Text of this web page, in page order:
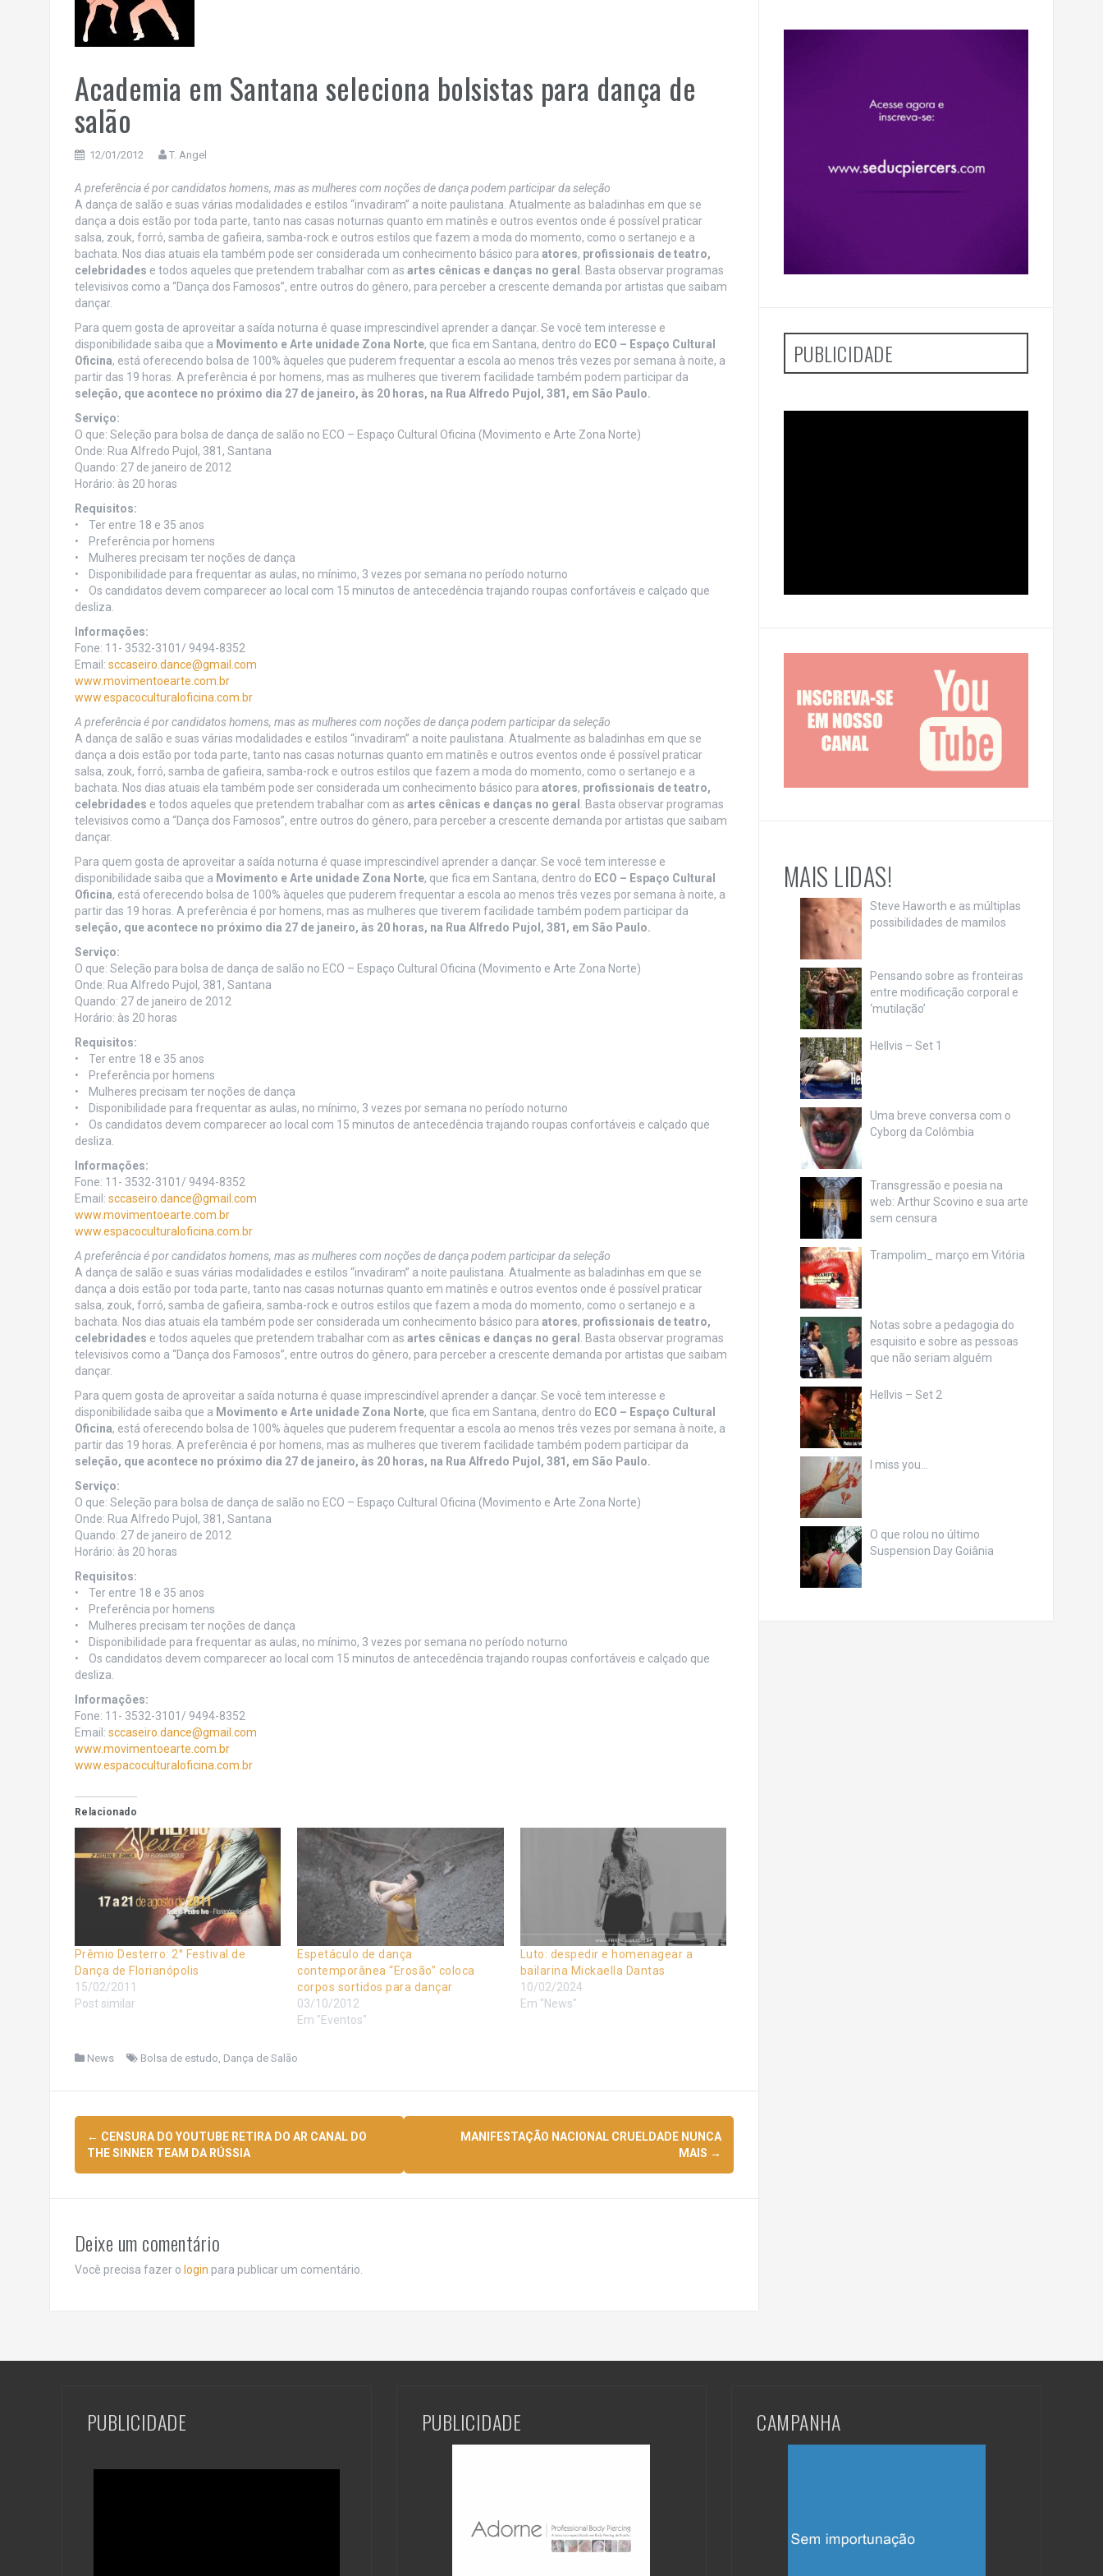
Academia em Santana seleciona bolsistas para dança de
salão
12/01/2012 T. Angel
A preferência é por candidatos homens, mas as mulheres com noções de dança podem participar da seleção
A dança de salão e suas várias modalidades e estilos “invadiram” a noite paulistana. Atualmente as baladinhas em que se
dança a dois estão por toda parte, tanto nas casas noturnas quanto em matinês e outros eventos onde é possível praticar
salsa, zouk, forró, samba de gafieira, samba-rock e outros estilos que fazem a moda do momento, como o sertanejo e a
bachata. Nos dias atuais ela também pode ser considerada um conhecimento básico para atores, profissionais de teatro,
celebridades e todos aqueles que pretendem trabalhar com as artes cênicas e danças no geral
. Basta observar programas
televisivos como a “Dança dos Famosos”, entre outros do gênero, para perceber a crescente demanda por artistas que saibam
dançar.
Para quem gosta de aproveitar a saída noturna é quase imprescindível aprender a dançar. Se você tem interesse e
disponibilidade saiba que a Movimento e Arte unidade Zona Norte, que fica em Santana, dentro do ECO – Espaço Cultural
Oficina, está oferecendo bolsa de 100% àqueles que puderem frequentar a escola ao menos três vezes por semana à noite, a
partir das 19 horas. A preferência é por homens, mas as mulheres que tiverem facilidade também podem participar da
seleção, que acontece no próximo dia 27 de janeiro, às 20 horas, na Rua Alfredo Pujol, 381, em São Paulo.
Serviço:
O que: Seleção para bolsa de dança de salão no ECO – Espaço Cultural Oficina (Movimento e Arte Zona Norte)
Onde: Rua Alfredo Pujol, 381, Santana
Quando: 27 de janeiro de 2012
Horário: às 20 horas
Requisitos:
• Ter entre 18 e 35 anos
• Preferência por homens
• Mulheres precisam ter noções de dança
• Disponibilidade para frequentar as aulas, no mínimo, 3 vezes por semana no período noturno
• Os candidatos devem comparecer ao local com 15 minutos de antecedência trajando roupas confortáveis e calçado que
desliza.
Informações:
Fone: 11- 3532-3101/ 9494-8352
Email: sccaseiro.dance@gmail.com
www.movimentoearte.com.br
www.espacoculturaloficina.com. br
A preferência é por candidatos homens, mas as mulheres com noções de dança podem participar da seleção
A dança de salão e suas várias modalidades e estilos “invadiram” a noite paulistana. Atualmente as baladinhas em que se
dança a dois estão por toda parte, tanto nas casas noturnas quanto em matinês e outros eventos onde é possível praticar
salsa, zouk, forró, samba de gafieira, samba-rock e outros estilos que fazem a moda do momento, como o sertanejo e a
bachata. Nos dias atuais ela também pode ser considerada um conhecimento básico para atores, profissionais de teatro,
celebridades e todos aqueles que pretendem trabalhar com as artes cênicas e danças no geral
. Basta observar programas
televisivos como a “Dança dos Famosos”, entre outros do gênero, para perceber a crescente demanda por artistas que saibam
dançar.
Para quem gosta de aproveitar a saída noturna é quase imprescindível aprender a dançar. Se você tem interesse e
disponibilidade saiba que a Movimento e Arte unidade Zona Norte, que fica em Santana, dentro do ECO – Espaço Cultural
Oficina, está oferecendo bolsa de 100% àqueles que puderem frequentar a escola ao menos três vezes por semana à noite, a
partir das 19 horas. A preferência é por homens, mas as mulheres que tiverem facilidade também podem participar da
seleção, que acontece no próximo dia 27 de janeiro, às 20 horas, na Rua Alfredo Pujol, 381, em São Paulo.
Serviço:
O que: Seleção para bolsa de dança de salão no ECO – Espaço Cultural Oficina (Movimento e Arte Zona Norte)
Onde: Rua Alfredo Pujol, 381, Santana
Quando: 27 de janeiro de 2012
Horário: às 20 horas
Requisitos:
• Ter entre 18 e 35 anos
• Preferência por homens
• Mulheres precisam ter noções de dança
• Disponibilidade para frequentar as aulas, no mínimo, 3 vezes por semana no período noturno
• Os candidatos devem comparecer ao local com 15 minutos de antecedência trajando roupas confortáveis e calçado que
desliza.
Informações:
Fone: 11- 3532-3101/ 9494-8352
Email: sccaseiro.dance@gmail.com
www.movimentoearte.com.br
www.espacoculturaloficina.com. br
A preferência é por candidatos homens, mas as mulheres com noções de dança podem participar da seleção
A dança de salão e suas várias modalidades e estilos “invadiram” a noite paulistana. Atualmente as baladinhas em que se
dança a dois estão por toda parte, tanto nas casas noturnas quanto em matinês e outros eventos onde é possível praticar
salsa, zouk, forró, samba de gafieira, samba-rock e outros estilos que fazem a moda do momento, como o sertanejo e a
bachata. Nos dias atuais ela também pode ser considerada um conhecimento básico para atores, profissionais de teatro,
celebridades e todos aqueles que pretendem trabalhar com as artes cênicas e danças no geral
. Basta observar programas
televisivos como a “Dança dos Famosos”, entre outros do gênero, para perceber a crescente demanda por artistas que saibam
dançar.
Para quem gosta de aproveitar a saída noturna é quase imprescindível aprender a dançar. Se você tem interesse e
disponibilidade saiba que a Movimento e Arte unidade Zona Norte, que fica em Santana, dentro do ECO – Espaço Cultural
Oficina, está oferecendo bolsa de 100% àqueles que puderem frequentar a escola ao menos três vezes por semana à noite, a
partir das 19 horas. A preferência é por homens, mas as mulheres que tiverem facilidade também podem participar da
seleção, que acontece no próximo dia 27 de janeiro, às 20 horas, na Rua Alfredo Pujol, 381, em São Paulo.
Serviço:
O que: Seleção para bolsa de dança de salão no ECO – Espaço Cultural Oficina (Movimento e Arte Zona Norte)
Onde: Rua Alfredo Pujol, 381, Santana
Quando: 27 de janeiro de 2012
Horário: às 20 horas
Requisitos:
• Ter entre 18 e 35 anos
• Preferência por homens
• Mulheres precisam ter noções de dança
• Disponibilidade para frequentar as aulas, no mínimo, 3 vezes por semana no período noturno
• Os candidatos devem comparecer ao local com 15 minutos de antecedência trajando roupas confortáveis e calçado que
desliza.
Informações:
Fone: 11- 3532-3101/ 9494-8352
Email: sccaseiro.dance@gmail.com
www.movimentoearte.com.br
www.espacoculturaloficina.com. br
Relacionado
Prêmio Desterro: 2° Festival de
Dança de Florianópolis
15/02/2011
Post similar
Espetáculo de dança
contemporânea “Erosão” coloca
corpos sortidos para dançar
03/10/2012
Em "Eventos"
Luto: despedir e homenagear a
bailarina Mickaella Dantas
10/02/2024
Em "News"
News Bolsa de estudo Dança de Salão
Navegação
de
← CENSURA DO YOUTUBE RETIRA DO AR CANAL DO
THE SINNER TEAM DA RÚSSIA
MANIFESTAÇÃO NACIONAL CRUELDADE NUNCA
MAIS →
Deixe um comentário
Você precisa fazer o login para publicar um comentário.
PUBLICIDADE
MAIS LIDAS!
Steve Haworth e as múltiplas
possibilidades de mamilos
Pensando sobre as fronteiras
entre modificação corporal e
‘mutilação’
Hellvis – Set 1
Uma breve conversa com o
Cyborg da Colômbia
Transgressão e poesia na
web: Arthur Scovino e sua arte
sem censura
Trampolim_ março em Vitória
Notas sobre a pedagogia do
esquisito e sobre as pessoas
que não seriam alguém
Hellvis – Set 2
I miss you…
O que rolou no último
Suspension Day Goiânia
PUBLICIDADE PUBLICIDADE CAMPANHA